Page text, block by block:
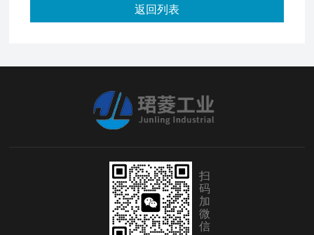
返回列表
扫
码
加
微
信